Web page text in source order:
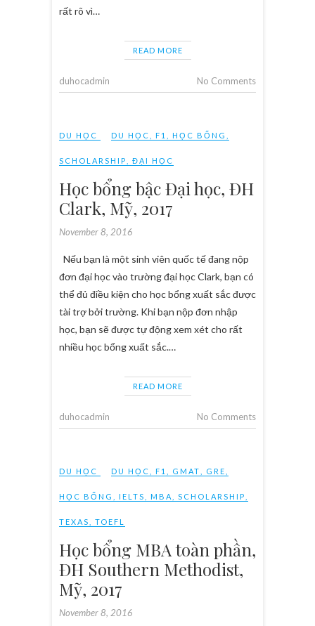
rất rõ vì…
READ MORE
duhocadmin No Comments
DU HỌC DU HỌC F1 HỌC BỔNG
SCHOLARSHIP ĐẠI HỌC
Học bổng bậc Đại học, ĐH
Clark, Mỹ, 2017
November 8, 2016
Nếu bạn là một sinh viên quốc tế đang nộp
đơn đại học vào trường đại học Clark, bạn có
thể đủ điều kiện cho học bổng xuất sắc được
tài trợ bởi trường. Khi bạn nộp đơn nhập
học, bạn sẽ được tự động xem xét cho rất
nhiều học bổng xuất sắc.…
READ MORE
duhocadmin No Comments
DU HỌC DU HỌC F1 GMAT GRE
HỌC BỔNG IELTS MBA SCHOLARSHIP
TEXAS TOEFL
Học bổng MBA toàn phần,
ĐH Southern Methodist,
Mỹ, 2017
November 8, 2016